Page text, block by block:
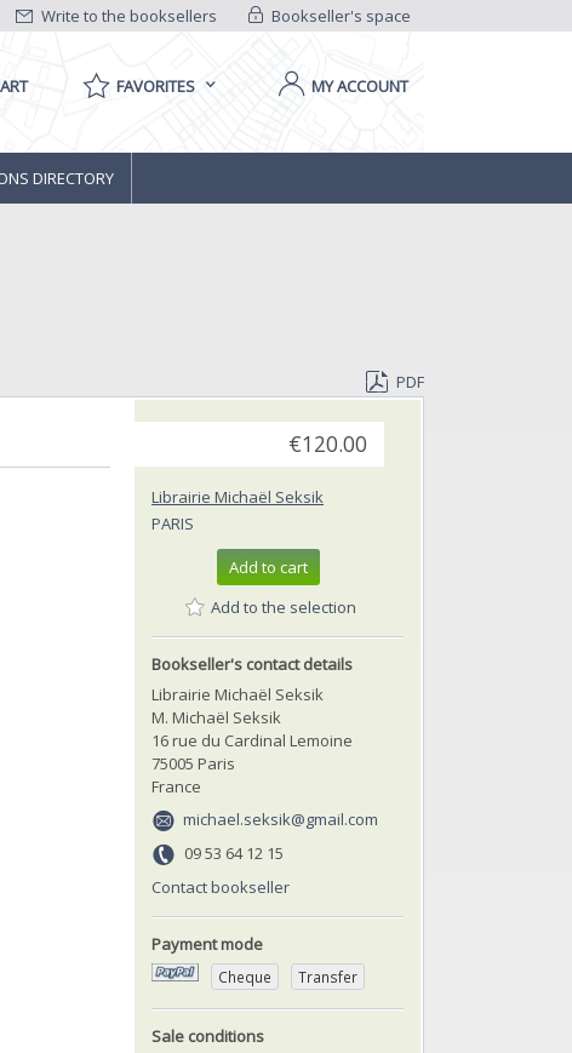
Bookseller's space
Write to the booksellers
FAVORITES MY ACCOUNT
DIRECTORY
PDF
€120.00
Librairie Michaël Seksik
PARIS
Add to cart
Add to the selection
Bookseller's contact details
Librairie Michaël Seksik
M. Michaël Seksik
16 rue du Cardinal Lemoine
75005 Paris
France
michael.seksik@gmail.com
09 53 64 12 15
Contact bookseller
Payment mode
Cheque Transfer
Sale conditions